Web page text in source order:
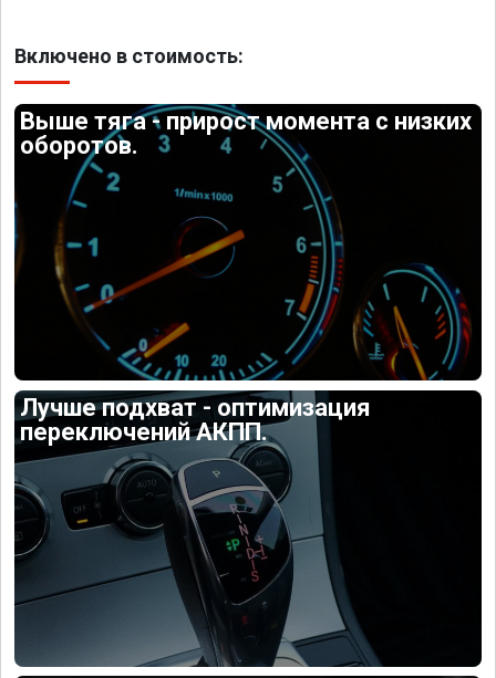
Включено в стоимость:
Выше тяга - прирост момента с низких
оборотов.
Лучше подхват - оптимизация
переключений АКПП.